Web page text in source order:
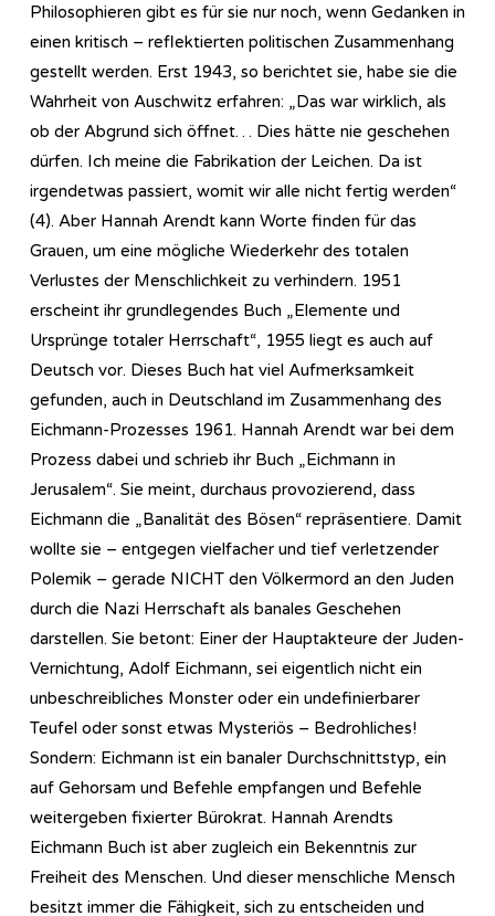
Philosophieren gibt es für sie nur noch, wenn Gedanken in
einen kritisch – reflektierten politischen Zusammenhang
gestellt werden. Erst 1943, so berichtet sie, habe sie die
Wahrheit von Auschwitz erfahren: „Das war wirklich, als
ob der Abgrund sich öffnet… Dies hätte nie geschehen
dürfen. Ich meine die Fabrikation der Leichen. Da ist
irgendetwas passiert, womit wir alle nicht fertig werden“
(4). Aber Hannah Arendt kann Worte finden für das
Grauen, um eine mögliche Wiederkehr des totalen
Verlustes der Menschlichkeit zu verhindern. 1951
erscheint ihr grundlegendes Buch „Elemente und
Ursprünge totaler Herrschaft“, 1955 liegt es auch auf
Deutsch vor. Dieses Buch hat viel Aufmerksamkeit
gefunden, auch in Deutschland im Zusammenhang des
Eichmann-Prozesses 1961. Hannah Arendt war bei dem
Prozess dabei und schrieb ihr Buch „Eichmann in
Jerusalem“. Sie meint, durchaus provozierend, dass
Eichmann die „Banalität des Bösen“ repräsentiere. Damit
wollte sie – entgegen vielfacher und tief verletzender
Polemik – gerade NICHT den Völkermord an den Juden
durch die Nazi Herrschaft als banales Geschehen
darstellen. Sie betont: Einer der Hauptakteure der Juden-
Vernichtung, Adolf Eichmann, sei eigentlich nicht ein
unbeschreibliches Monster oder ein undefinierbarer
Teufel oder sonst etwas Mysteriös – Bedrohliches!
Sondern: Eichmann ist ein banaler Durchschnittstyp, ein
auf Gehorsam und Befehle empfangen und Befehle
weitergeben fixierter Bürokrat. Hannah Arendts
Eichmann Buch ist aber zugleich ein Bekenntnis zur
Freiheit des Menschen. Und dieser menschliche Mensch
besitzt immer die Fähigkeit, sich zu entscheiden und